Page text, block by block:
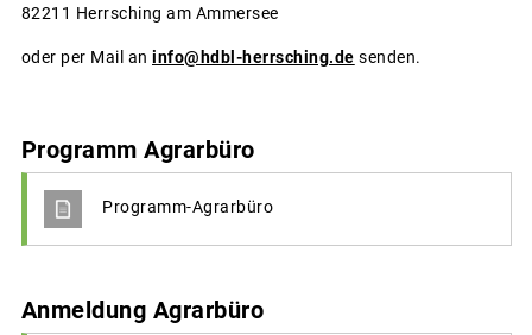
82211 Herrsching am Ammersee
oder per Mail an info@hdbl-herrsching.de senden.
Programm Agrarbüro
Programm-Agrarbüro
Anmeldung Agrarbüro